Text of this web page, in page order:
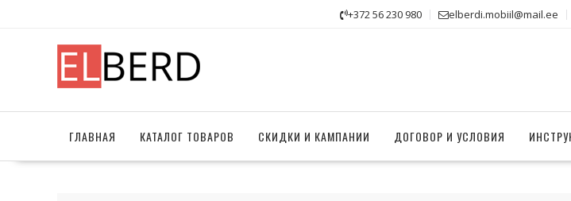
содержимому
+372 56 230 980 elberdi.mobiil@mail.ee
ГЛАВНАЯ КАТАЛОГ ТОВАРОВ СКИДКИ И КАМПАНИИ ДОГОВОР И УСЛОВИЯ